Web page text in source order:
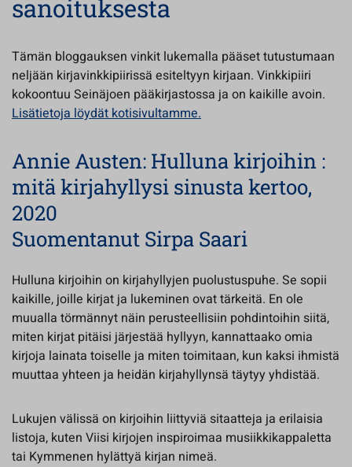
sanoituksesta
Tämän bloggauksen vinkit lukemalla pääset tutustumaan
neljään kirjavinkkipiirissä esiteltyyn kirjaan. Vinkkipiiri
kokoontuu Seinäjoen pääkirjastossa ja on kaikille avoin.
Lisätietoja löydät kotisivultamme.
Annie Austen: Hulluna kirjoihin :
mitä kirjahyllysi sinusta kertoo,
2020
Suomentanut Sirpa Saari
Hulluna kirjoihin on kirjahyllyjen puolustuspuhe. Se sopii
kaikille, joille kirjat ja lukeminen ovat tärkeitä. En ole
muualla törmännyt näin perusteellisiin pohdintoihin siitä,
miten kirjat pitäisi järjestää hyllyyn, kannattaako omia
kirjoja lainata toiselle ja miten toimitaan, kun kaksi ihmistä
muuttaa yhteen ja heidän kirjahyllynsä täytyy yhdistää.
Lukujen välissä on kirjoihin liittyviä sitaatteja ja erilaisia
listoja, kuten Viisi kirjojen inspiroimaa musiikkikappaletta
tai Kymmenen hylättyä kirjan nimeä.